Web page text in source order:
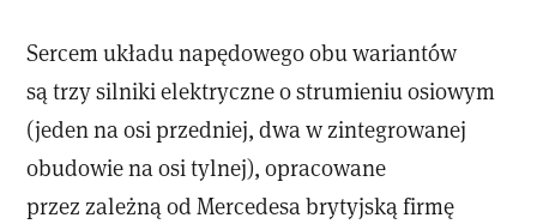
Sercem układu napędowego obu wariantów
są trzy silniki elektryczne o strumieniu osiowym
(jeden na osi przedniej, dwa w zintegrowanej
obudowie na osi tylnej), opracowane
przez zależną od Mercedesa brytyjską firmę